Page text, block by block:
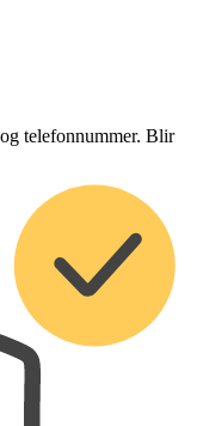
telefonnummer. Blir